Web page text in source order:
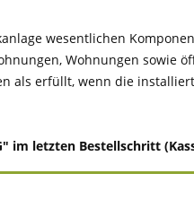
wesentlichen
Wohnungen sowie
als erfüllt, wenn die
im letzten Bestellschritt